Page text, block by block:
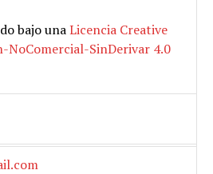
bajo unaLicencia Creative
NoComercial-SinDerivar 4.0